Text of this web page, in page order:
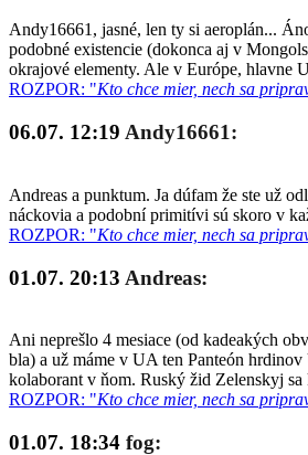
Andy16661, jasné, len ty si aeroplán...
podobné existencie (dokonca aj v
okrajové elementy. Ale v Európe, hlavne
ROZPOR: "Kto chce mier, nech sa
06.07. 12:19 Andy16661:
Andreas a punktum. Ja dúfam že ste už
náckovia a podobní primitívi sú skoro v
ROZPOR: "Kto chce mier, nech sa
01.07. 20:13 Andreas:
Ani neprešlo 4 mesiace (od kadeakých
bla) a už máme v UA ten Panteón
kolaborant v ňom. Ruský žid Zelenskyj
ROZPOR: "Kto chce mier, nech sa
01.07. 18:34 fog: